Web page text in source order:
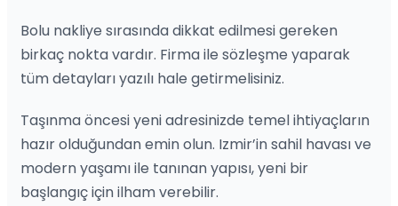
Bolu nakliye sırasında dikkat edilmesi gereken
birkaç nokta vardır. Firma ile sözleşme yaparak
tüm detayları yazılı hale getirmelisiniz.
Taşınma öncesi yeni adresinizde temel ihtiyaçların
hazır olduğundan emin olun. Izmir’in sahil havası ve
modern yaşamı ile tanınan yapısı, yeni bir
başlangıç için ilham verebilir.